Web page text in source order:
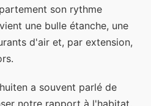
son rythme
une bulle étanche, une
d'air et, par extension,
a souvent parlé de
notre rapport à l'habitat,